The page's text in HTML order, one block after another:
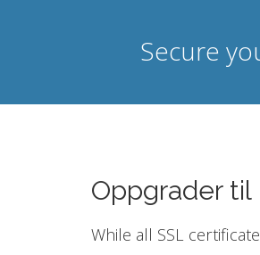
Secure
Oppgrader til
While all SSL